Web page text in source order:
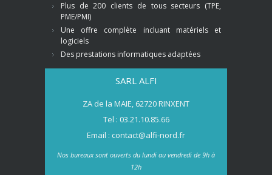
Plus de 200 clients de tous secteurs (TPE,
PME/PMI)
Une offre complète incluant matériels et
logiciels
Des prestations informatiques adaptées
SARL ALFI
ZA de la MAIE, 62720 RINXENT
Tel : 03.21.10.85.66
Email : contact@alfi-nord.fr
Nos bureaux sont ouverts du lundi au vendredi de 9h à
12h